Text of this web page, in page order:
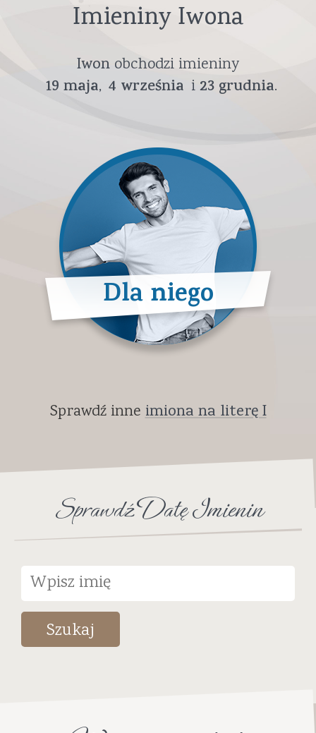
Imieniny Iwona
Iwon obchodzi imieniny
19 maja 4 września 23 grudnia
Dla niego
Sprawdź inne imiona na literę I
Sprawdź Datę Imienin
Szukaj